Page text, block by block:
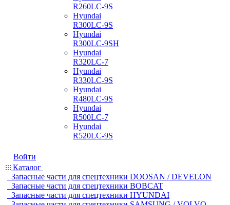
R260LC-9S
Hyundai
R300LC-9S
Hyundai
R300LC-9SH
Hyundai
R320LC-7
Hyundai
R330LC-9S
Hyundai
R480LC-9S
Hyundai
R500LC-7
Hyundai
R520LC-9S
Войти
Каталог
Запасные части для спецтехники DOOSAN / DEVELON
Запасные части для спецтехники BOBCAT
Запасные части для спецтехники HYUNDAI